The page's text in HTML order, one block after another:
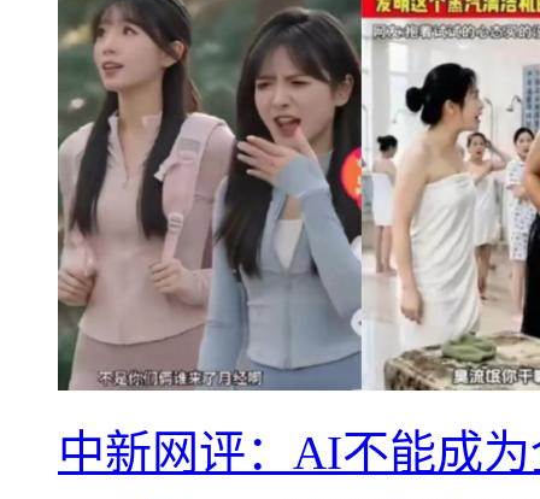
中新网评：AI不能成